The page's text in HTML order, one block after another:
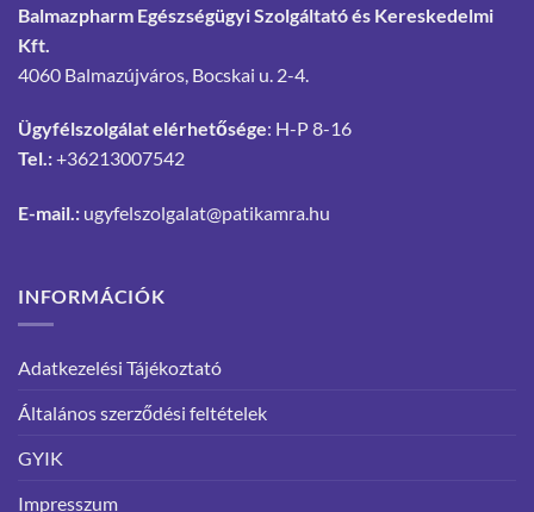
Balmazpharm Egészségügyi Szolgáltató és Kereskedelmi
Kft.
4060 Balmazújváros, Bocskai u. 2-4.
Ügyfélszolgálat elérhetősége: H-P 8-16
Tel.:+36213007542
E-mail.: ugyfelszolgalat@patikamra.hu
INFORMÁCIÓK
Adatkezelési Tájékoztató
Általános szerződési feltételek
GYIK
Impresszum